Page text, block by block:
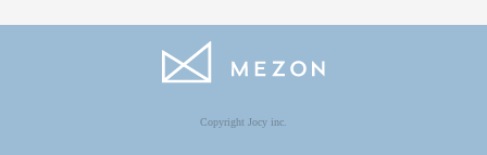
Copyright Jocy inc.